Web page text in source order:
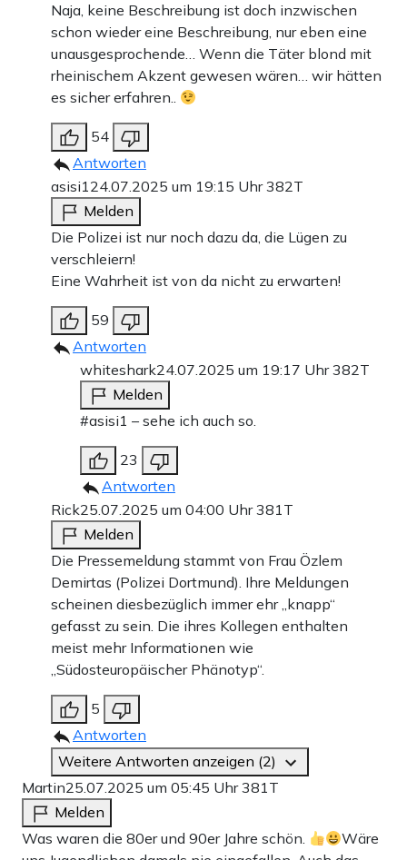
Naja, keine Beschreibung ist doch inzwischen
schon wieder eine Beschreibung, nur eben eine
unausgesprochende… Wenn die Täter blond mit
rheinischem Akzent gewesen wären… wir hätten
es sicher erfahren..
54
Antworten
asisi124.07.2025 um 19:15 Uhr382T
Melden
Die Polizei ist nur noch dazu da, die Lügen zu
verschleiern!
Eine Wahrheit ist von da nicht zu erwarten!
59
Antworten
whiteshark24.07.2025 um 19:17 Uhr382T
Melden
#asisi1 – sehe ich auch so.
23
Antworten
Rick25.07.2025 um 04:00 Uhr381T
Melden
Die Pressemeldung stammt von Frau Özlem
Demirtas (Polizei Dortmund). Ihre Meldungen
scheinen diesbezüglich immer ehr „knapp“
gefasst zu sein. Die ihres Kollegen enthalten
meist mehr Informationen wie
„Südosteuropäischer Phänotyp“.
5
Antworten
Weitere Antworten anzeigen (2)
Martin25.07.2025 um 05:45 Uhr381T
Melden
Was waren die 80er und 90er Jahre schön.
Wäre